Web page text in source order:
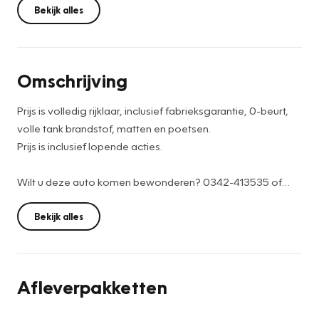
Bekijk alles
Omschrijving
Prijs is volledig rijklaar, inclusief fabrieksgarantie, 0-beurt,
volle tank brandstof, matten en poetsen.
Prijs is inclusief lopende acties.
Wilt u deze auto komen bewonderen? 0342-413535 of
verkoopbarneveld@versteegbuurman.com
U bent van harte welkom!
Bekijk alles
Afleverpakketten